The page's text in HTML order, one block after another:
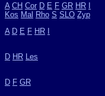
A CH Cor D E F GR HR
Kos Mal Rho S SLO Zyp
A D E F HR
D HR Les
D F GR